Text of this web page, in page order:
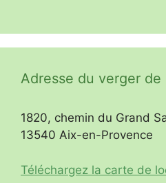
Adresse du verger de
1820, chemin du Grand
13540 Aix-en-Provence
Téléchargez la carte de